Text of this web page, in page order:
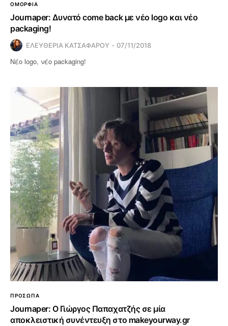
ΟΜΟΡΦΙΑ
Journaper: Δυνατό come back με νέο logo και νέο
packaging!
ΕΛΕΥΘΕΡΙΑ ΚΑΤΣΑΦΑΡΟΥ 07/11/2018
Νέο logo, νέο packaging!
ΠΡΟΣΩΠΑ
Journaper: Ο Γιώργος Παπαχατζής σε μία
αποκλειστική συνέντευξη στο makeyourway.gr